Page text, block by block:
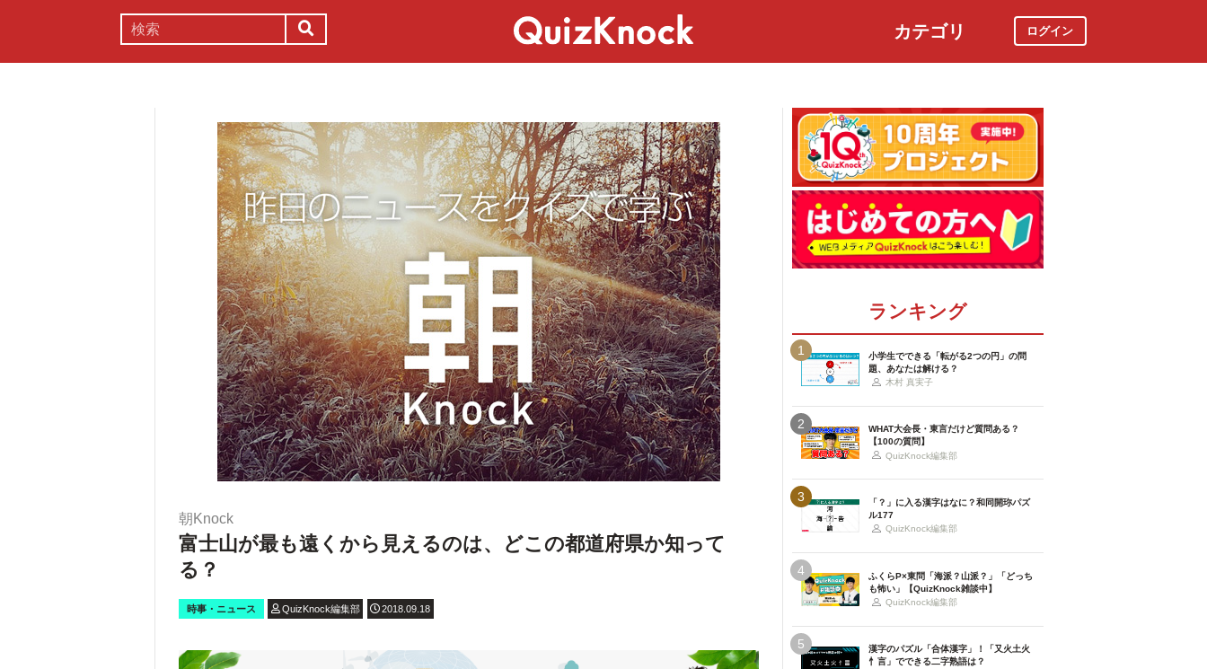
カテゴリ ログイン
朝Knock
富士山が最も遠くから見えるのは、どこの都道府県か知って
る？
時事・ニュース QuizKnock編集部 2018.09.18
ランキング
1
小学生でできる「転がる2つの円」の問
題、あなたは解ける？
木村 真実子
2
WHAT大会長・東言だけど質問ある？
【100の質問】
QuizKnock編集部
3
「？」に入る漢字はなに？和同開珎パズ
ル177
QuizKnock編集部
4
ふくらP×東問「海派？山派？」「どっち
も怖い」【QuizKnock雑談中】
QuizKnock編集部
5
漢字のパズル「合体漢字」！「又火土火
忄言」でできる二字熟語は？